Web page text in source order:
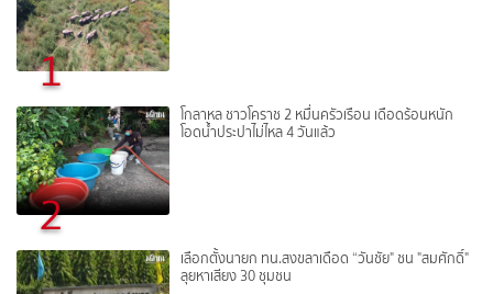
1
2
โกลาหล ชาวโคราช 2 หมื่นครัวเรือน เดือดร้อนหนัก
โอดน้ำประปาไม่ไหล 4 วันแล้ว
เลือกตั้งนายก ทน.สงขลาเดือด “วันชัย" ชน "สมศักดิ์"
ลุยหาเสียง 30 ชุมชน